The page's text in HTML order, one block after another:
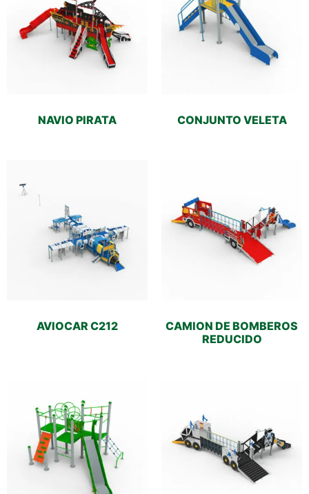
NAVIO PIRATA CONJUNTO VELETA
AVIOCAR C212
CAMION DE BOMBEROS
REDUCIDO